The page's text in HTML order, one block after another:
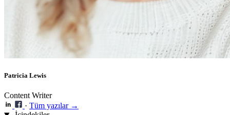
Patricia Lewis
Content Writer
· Tüm yazılar →